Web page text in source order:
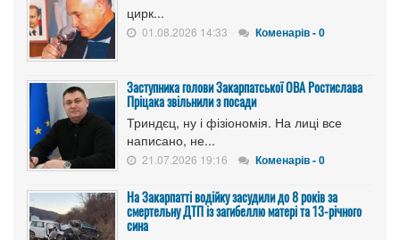
цирк...
01.08.2026 14:33 Коменарів - 0
Заступника голови Закарпатської ОВА Ростислава
Пріцака звільнили з посади
Триндєц, ну і фізіономія. На лиці все
написано, не...
21.07.2026 19:16 Коменарів - 0
На Закарпатті водійку засудили до 8 років за
смертельну ДТП із загибеллю матері та 13-річного
сина